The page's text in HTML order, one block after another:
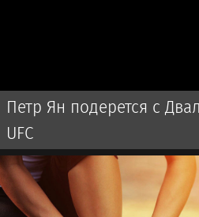
Петр Ян подерется с
UFC